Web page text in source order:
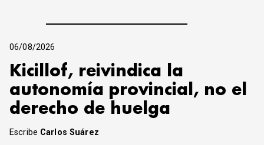
06/08/2026
Kicillof, reivindica la
autonomía provincial, no el
derecho de huelga
Escribe Carlos Suárez